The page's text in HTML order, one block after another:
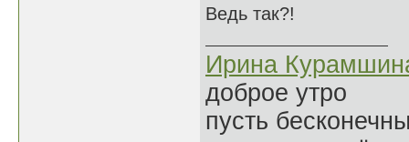
Ведь так?!
Ирина
доброе утро
пусть